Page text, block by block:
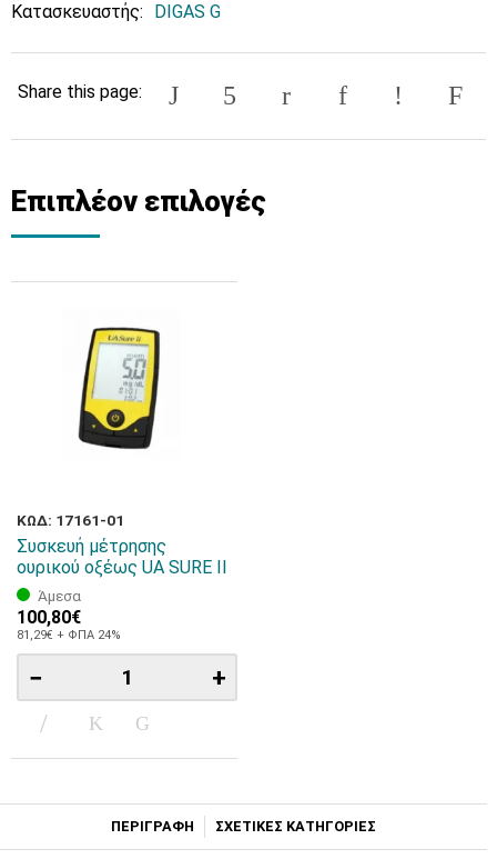
Κατασκευαστής: DIGAS G
Share this page:
Επιπλέον επιλογές
ΚΩΔ: 17161-01
Συσκευή μέτρησης
ουρικού οξέως UA SURE II
Άμεσα
100,80€
81,29€ + ΦΠΑ 24%
− +
ΠΕΡΙΓΡΑΦΗ ΣΧΕΤΙΚΕΣ ΚΑΤΗΓΟΡΙΕΣ